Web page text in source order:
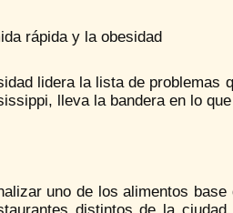
rápida y la obesidad
lidera la lista de problemas
lleva la bandera en lo
uno de los alimentos